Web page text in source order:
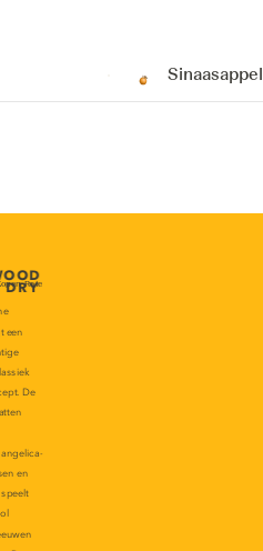
Sinaasappel